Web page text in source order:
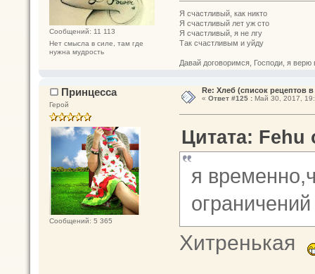
Сообщений: 11 113
Нет смысла в силе, там где
нужна мудрость
Я счастливый, как никто
Я счастливый лет уж сто
Я счастливый, я не лгу
Так счастливым и уйду
Давай договоримся, Господи, я
Принцесса
Герой
Сообщений: 5 365
Re: Хлеб (список рецептов
« Ответ #125 :Май 30, 2017,
Цитата: Fehu
я
Хитренькая